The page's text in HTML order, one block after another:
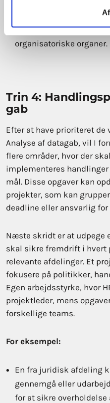
Etabler
ledelsespositioner og
organisatoriske organer.
Trin 4:
gab
Efter at have prioriteret
Analyse af datagab, vil I
flere områder, hvor der
implementeres
mål. Disse opgaver kan
projekter, som kan
deadline eller ansvarlig
Næste skridt er at udpege
skal sikre fremdrift i hvert
relevante afdelinger. Et
fokusere på politikker,
Egen arbejdsstyrke, hvor
projektleder, mens
forskellige teams.
For eksempel:
En fra juridisk afdeling
gennemgå eller
for at sikre overholdelse